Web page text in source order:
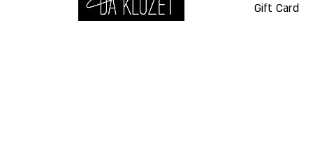
Gift Card